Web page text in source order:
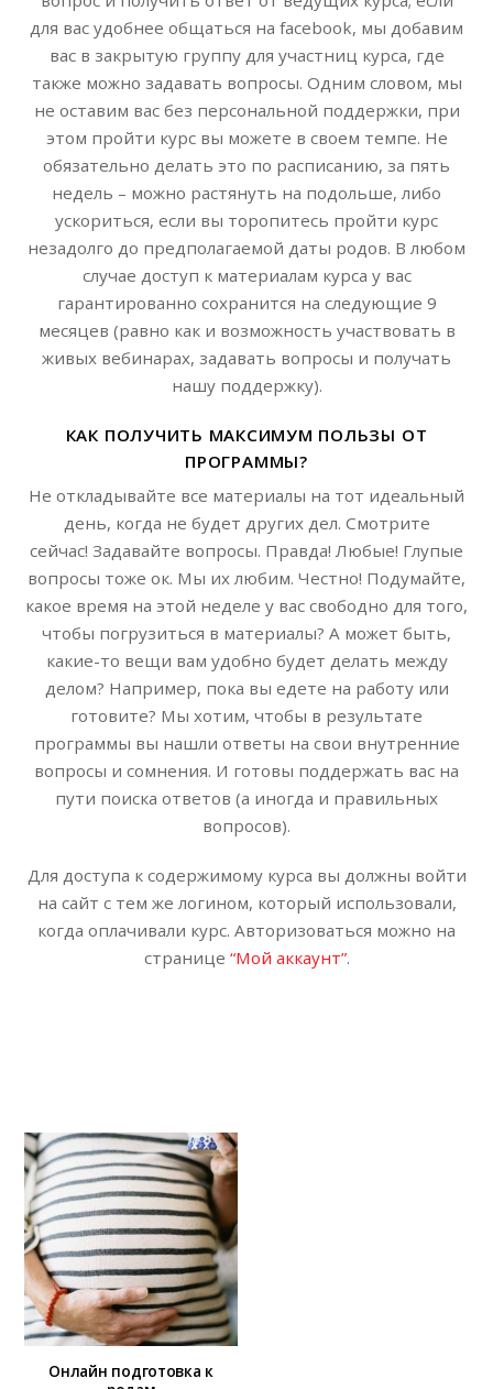
для вас удобнее общаться на facebook, мы добавим
вас в закрытую группу для участниц курса, где
также можно задавать вопросы. Одним словом, мы
не оставим вас без персональной поддержки, при
этом пройти курс вы можете в своем темпе. Не
обязательно делать это по расписанию, за пять
недель – можно растянуть на подольше, либо
ускориться, если вы торопитесь пройти курс
незадолго до предполагаемой даты родов. В любом
случае доступ к материалам курса у вас
гарантированно сохранится на следующие 9
месяцев (равно как и возможность участвовать в
живых вебинарах, задавать вопросы и получать
нашу поддержку).
КАК ПОЛУЧИТЬ МАКСИМУМ ПОЛЬЗЫ ОТ
ПРОГРАММЫ?
Не откладывайте все материалы на тот идеальный
день, когда не будет других дел. Смотрите
сейчас! Задавайте вопросы. Правда! Любые! Глупые
вопросы тоже ок. Мы их любим. Честно! Подумайте,
какое время на этой неделе у вас свободно для того,
чтобы погрузиться в материалы? А может быть,
какие-то вещи вам удобно будет делать между
делом? Например, пока вы едете на работу или
готовите? Мы хотим, чтобы в результате
программы вы нашли ответы на свои внутренние
вопросы и сомнения. И готовы поддержать вас на
пути поиска ответов (а иногда и правильных
вопросов).
Для доступа к содержимому курса вы должны войти
на сайт с тем же логином, который использовали,
когда оплачивали курс. Авторизоваться можно на
странице “Мой аккаунт”.
Онлайн подготовка к